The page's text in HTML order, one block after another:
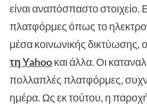
είναι αναπόσπαστο στοιχείο.
πλατφόρμες όπως το
μέσα κοινωνικής δικτύωσης,
τη Yahooκαι άλλα. Οι
πολλαπλές πλατφόρμες,
ημέρα. Ως εκ τούτου, η